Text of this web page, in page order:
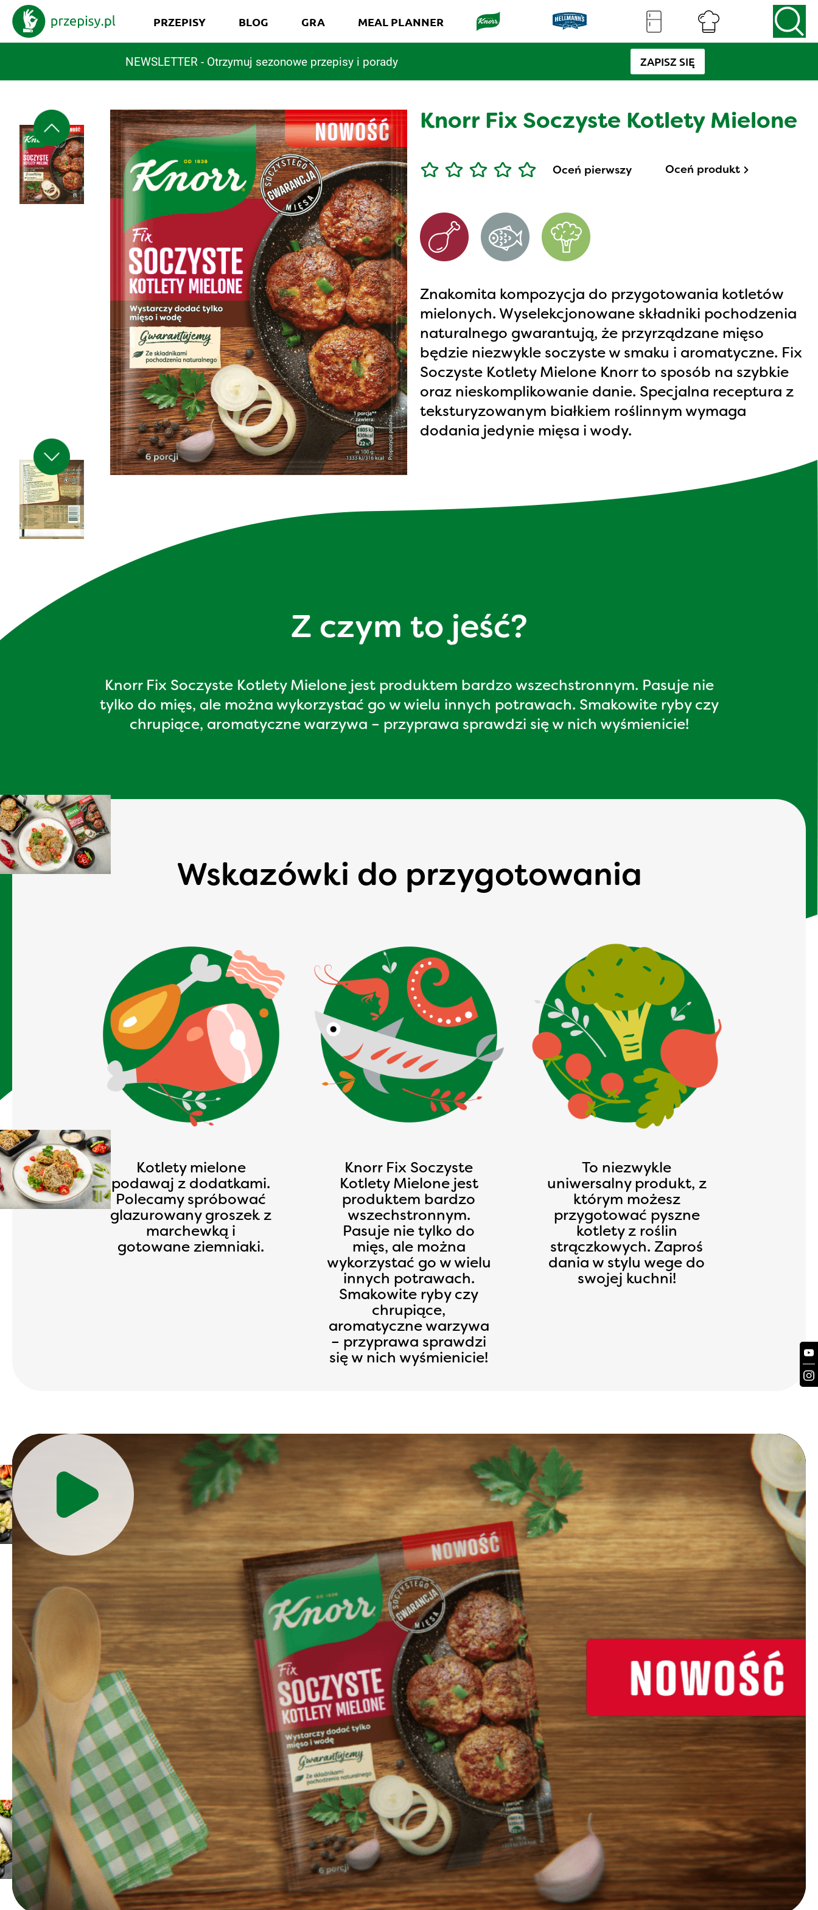
NEWSLETTER - Otrzymuj sezonowe przepisy i porady ZAPISZ SIĘ
PRZEPISY BLOG GRA MEAL PLANNER
Knorr Fix Soczyste Kotlety Mielone
Oceń pierwszy Oceń produkt
Znakomita kompozycja do przygotowania kotletów
mielonych. Wyselekcjonowane składniki pochodzenia
naturalnego gwarantują, że przyrządzane mięso
będzie niezwykle soczyste w smaku i aromatyczne. Fix
Soczyste Kotlety Mielone Knorr to sposób na szybkie
oraz nieskomplikowanie danie. Specjalna receptura z
teksturyzowanym białkiem roślinnym wymaga
dodania jedynie mięsa i wody.
Z czym to jeść?
Knorr Fix Soczyste Kotlety Mielone jest produktem bardzo wszechstronnym. Pasuje nie
tylko do mięs, ale można wykorzystać go w wielu innych potrawach. Smakowite ryby czy
chrupiące, aromatyczne warzywa – przyprawa sprawdzi się w nich wyśmienicie!
Wskazówki do przygotowania
Kotlety mielone
podawaj z dodatkami.
Polecamy spróbować
glazurowany groszek z
marchewką i
gotowane ziemniaki.
Knorr Fix Soczyste
Kotlety Mielone jest
produktem bardzo
wszechstronnym.
Pasuje nie tylko do
mięs, ale można
wykorzystać go w wielu
innych potrawach.
Smakowite ryby czy
chrupiące,
aromatyczne warzywa
– przyprawa sprawdzi
się w nich wyśmienicie!
To niezwykle
uniwersalny produkt, z
którym możesz
przygotować pyszne
kotlety z roślin
strączkowych. Zaproś
dania w stylu wege do
swojej kuchni!